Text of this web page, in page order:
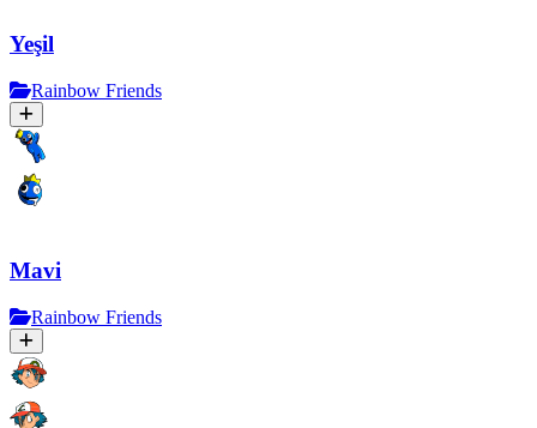
Yeşil
Rainbow Friends
Mavi
Rainbow Friends